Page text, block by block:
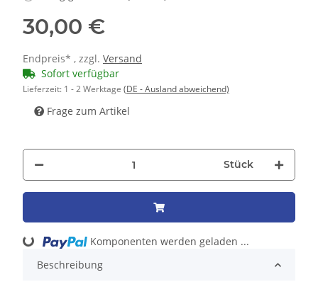
30,00 €
Endpreis* , zzgl. Versand
Sofort verfügbar
Lieferzeit: 1 - 2 Werktage (DE - Ausland abweichend)
Frage zum Artikel
Stück
Loading...
Komponenten werden geladen ...
Beschreibung